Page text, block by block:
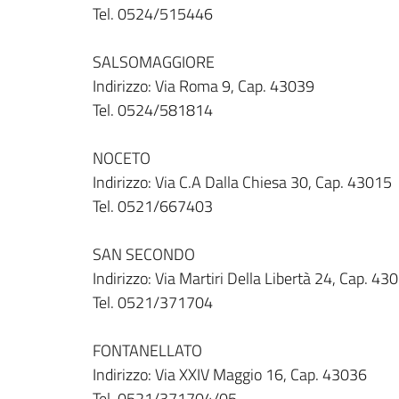
Tel. 0524/515446
SALSOMAGGIORE
Indirizzo: Via Roma 9, Cap. 43039
Tel. 0524/581814
NOCETO
Indirizzo: Via C.A Dalla Chiesa 30, Cap. 43015
Tel. 0521/667403
SAN SECONDO
Indirizzo: Via Martiri Della Libertà 24, Cap.
Tel. 0521/371704
FONTANELLATO
Indirizzo: Via XXIV Maggio 16, Cap. 43036